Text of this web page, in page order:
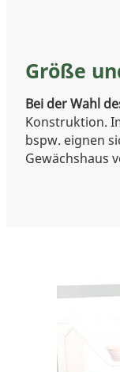
Größe
Bei der Wahl
Konstruktion.
bspw. eignen
Gewächshaus